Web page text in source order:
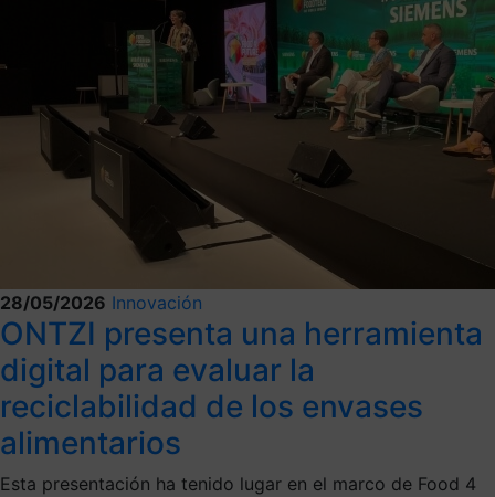
28/05/2026 Innovación
ONTZI presenta una herramienta
digital para evaluar la
reciclabilidad de los envases
alimentarios
Esta presentación ha tenido lugar en el marco de Food 4